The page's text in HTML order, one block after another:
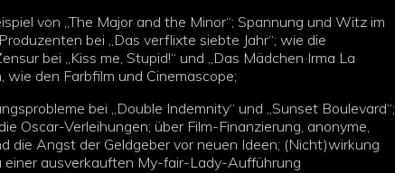
von „The Major and the Minor“; Spannung und Witz im
bei „Das verflixte siebte Jahr“; wie die
bei „Kiss me, Stupid!“ und „Das Mädchen Irma La
wie den Farbfilm und Cinemascope;
bei „Double Indemnity“ und „Sunset Boulevard“;
Oscar-Verleihungen; über Film-Finanzierung, anonyme,
die Angst der Geldgeber vor neuen Ideen; (Nicht)wirkung
einer ausverkauften My-fair-Lady-Aufführung